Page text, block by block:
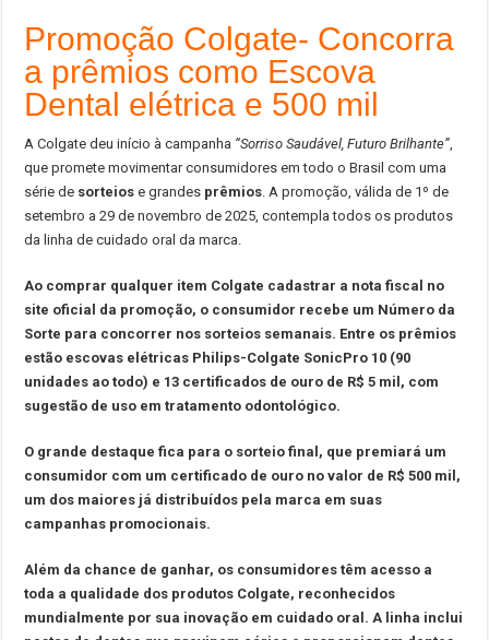
Promoção Colgate- Concorra
a prêmios como Escova
Dental elétrica e 500 mil
A Colgate deu início à campanha “Sorriso Saudável, Futuro Brilhante”
que promete movimentar consumidores em todo o Brasil com uma
série de sorteios e grandes prêmios . A promoção, válida de 1º de
setembro a 29 de novembro de 2025, contempla todos os produtos
da linha de cuidado oral da marca.
Ao comprar qualquer item Colgate cadastrar a nota fiscal no
site oficial da promoção, o consumidor recebe um Número da
Sorte para concorrer nos sorteios semanais. Entre os prêmios
estão escovas elétricas Philips-Colgate SonicPro 10 (90
unidades ao todo) e 13 certificados de ouro de R$ 5 mil, com
sugestão de uso em tratamento odontológico.
O grande destaque fica para o sorteio final, que premiará um
consumidor com um certificado de ouro no valor de R$ 500 mil,
um dos maiores já distribuídos pela marca em suas
campanhas promocionais.
Além da chance de ganhar, os consumidores têm acesso a
toda a qualidade dos produtos Colgate, reconhecidos
mundialmente por sua inovação em cuidado oral. A linha inclui